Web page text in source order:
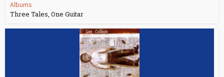
Albums
Three Tales, One Guitar